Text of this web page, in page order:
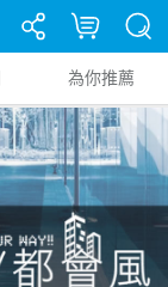
為你推薦